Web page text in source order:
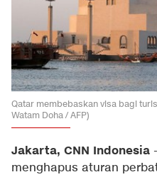
Qatar membebaskan visa bagi
Watam Doha / AFP)
Jakarta, CNN Indonesia
menghapus aturan